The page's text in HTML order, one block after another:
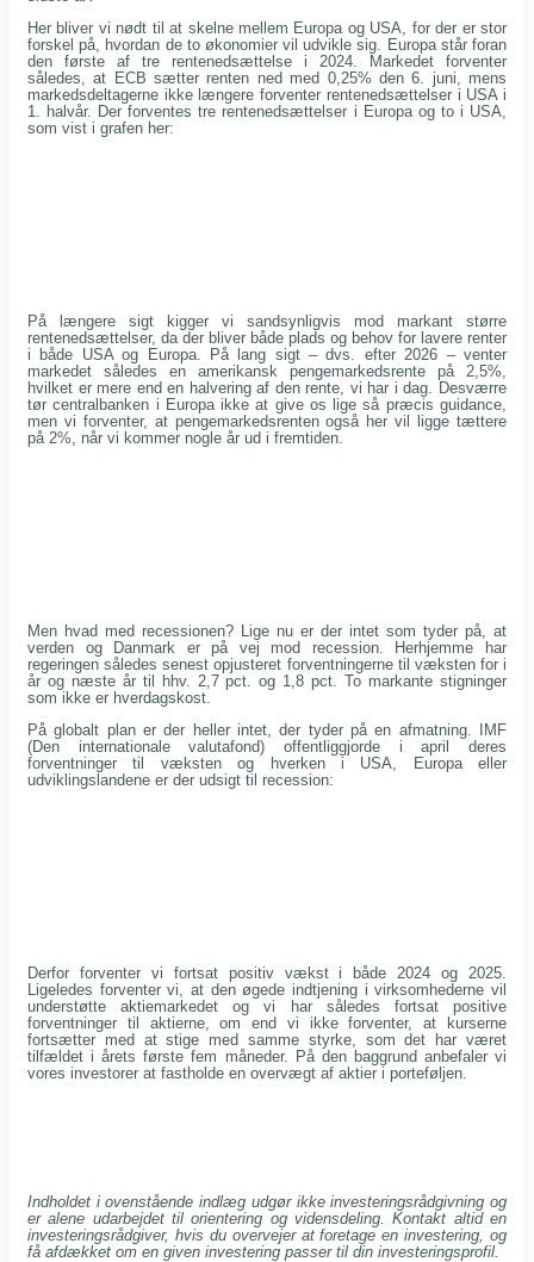
Her bliver vi nødt til at skelne mellem Europa og USA, for der er stor
forskel på, hvordan de to økonomier vil udvikle sig. Europa står foran
den første af tre rentenedsættelse i 2024. Markedet forventer
således, at ECB sætter renten ned med 0,25% den 6. juni, mens
markedsdeltagerne ikke længere forventer rentenedsættelser i USA i
1. halvår. Der forventes tre rentenedsættelser i Europa og to i USA,
som vist i grafen her:
På længere sigt kigger vi sandsynligvis mod markant større
rentenedsættelser, da der bliver både plads og behov for lavere renter
i både USA og Europa. På lang sigt – dvs. efter 2026 – venter
markedet således en amerikansk pengemarkedsrente på 2,5%,
hvilket er mere end en halvering af den rente, vi har i dag. Desværre
tør centralbanken i Europa ikke at give os lige så præcis guidance,
men vi forventer, at pengemarkedsrenten også her vil ligge tættere
på 2%, når vi kommer nogle år ud i fremtiden.
Men hvad med recessionen? Lige nu er der intet som tyder på, at
verden og Danmark er på vej mod recession. Herhjemme har
regeringen således senest opjusteret forventningerne til væksten for i
år og næste år til hhv. 2,7 pct. og 1,8 pct. To markante stigninger
som ikke er hverdagskost.
På globalt plan er der heller intet, der tyder på en afmatning. IMF
(Den internationale valutafond) offentliggjorde i april deres
forventninger til væksten og hverken i USA, Europa eller
udviklingslandene er der udsigt til recession:
Derfor forventer vi fortsat positiv vækst i både 2024 og 2025.
Ligeledes forventer vi, at den øgede indtjening i virksomhederne vil
understøtte aktiemarkedet og vi har således fortsat positive
forventninger til aktierne, om end vi ikke forventer, at kurserne
fortsætter med at stige med samme styrke, som det har været
tilfældet i årets første fem måneder. På den baggrund anbefaler vi
vores investorer at fastholde en overvægt af aktier i porteføljen.
Indholdet i ovenstående indlæg udgør ikke investeringsrådgivning og
er alene udarbejdet til orientering og vidensdeling. Kontakt altid en
investeringsrådgiver, hvis du overvejer at foretage en investering, og
få afdækket om en given investering passer til din investeringsprofil.